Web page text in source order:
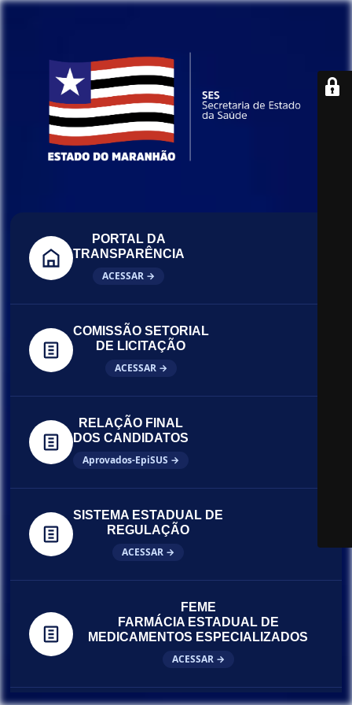
PORTAL DA
TRANSPARÊNCIA
ACESSAR →
COMISSÃO SETORIAL
DE LICITAÇÃO
ACESSAR →
RELAÇÃO FINAL
DOS CANDIDATOS
Aprovados-EpiSUS →
SISTEMA ESTADUAL DE
REGULAÇÃO
ACESSAR →
FEME
FARMÁCIA ESTADUAL DE
MEDICAMENTOS ESPECIALIZADOS
ACESSAR →